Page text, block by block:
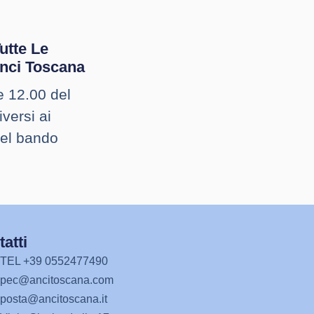
Le
Toscana
12.00 del
ai
bando
TEL +39 0552477490
pec@ancitoscana.com
posta@ancitoscana.it